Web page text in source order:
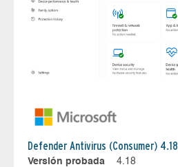
Defender Antivirus (Consumer) 4.18
Versión probada
4.18